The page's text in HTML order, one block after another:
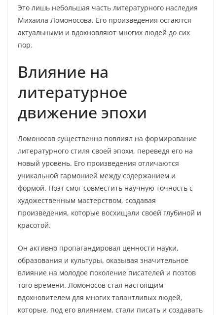
Это лишь небольшая часть литературного наследия
Михаила Ломоносова. Его произведения остаются
актуальными и вдохновляют многих людей до сих
пор.
Влияние на
литературное
движение эпохи
Ломоносов существенно повлиял на формирование
литературного стиля своей эпохи, переведя его на
новый уровень. Его произведения отличаются
уникальной гармонией между содержанием и
формой. Поэт смог совместить научную точность с
художественным мастерством, создавая
произведения, которые восхищали своей глубиной и
красотой.
Он активно пропагандировал ценности науки,
образования и культуры, оказывая значительное
влияние на молодое поколение писателей и поэтов
того времени. Ломоносов стал настоящим
вдохновителем для многих талантливых людей,
которые, под его влиянием, стали писать и создавать